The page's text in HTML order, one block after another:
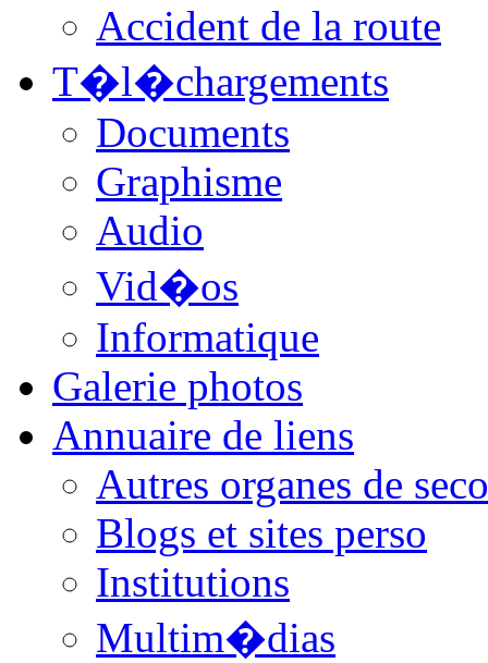
Accident de la route
T�l�chargements
Documents
Graphisme
Audio
Vid�os
Informatique
Galerie photos
Annuaire de liens
Autres organes de
Blogs et sites perso
Institutions
Multim�dias